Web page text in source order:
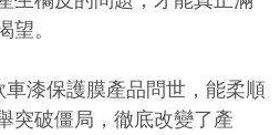
。
車漆保護膜產品問世，能柔順
突破僵局，徹底改變了產